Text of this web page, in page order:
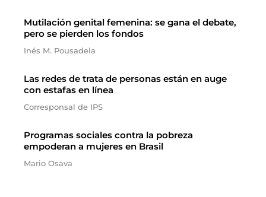
Mutilación genital femenina: se gana el debate,
pero se pierden los fondos
Inés M. Pousadela
Las redes de trata de personas están en auge
con estafas en línea
Corresponsal de IPS
Programas sociales contra la pobreza
empoderan a mujeres en Brasil
Mario Osava